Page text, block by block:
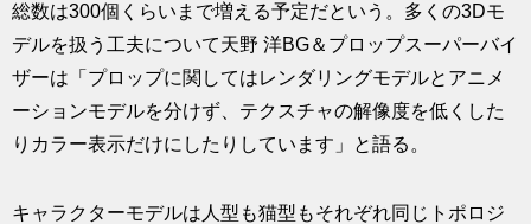
総数は300個くらいまで増える予定だという。多くの3Dモ
デルを扱う工夫について天野 洋BG＆プロップスーパーバイ
ザーは「プロップに関してはレンダリングモデルとアニメ
ーションモデルを分けず、テクスチャの解像度を低くした
りカラー表示だけにしたりしています」と語る。
キャラクターモデルは人型も猫型もそれぞれ同じトポロジ